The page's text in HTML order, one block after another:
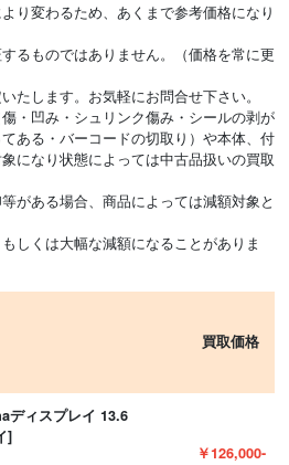
Android
レコーダー 生活家電
り変わるため、あくまで参考価格になり
るものではありません。（価格を常に更
たします。お気軽にお問合せ下さい。
・凹み・シュリンク傷み・シールの剥が
ある・バーコードの切取り）や本体、付
になり状態によっては中古品扱いの買取
がある場合、商品によっては減額対象と
しくは大幅な減額になることがありま
買取価格
ィスプレイ 13.6
]
￥126,000-